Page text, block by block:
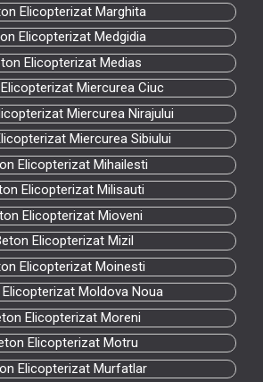
Elicopterizat Marghita
Elicopterizat Medgidia
Elicopterizat Medias
Miercurea Ciuc
Miercurea Nirajului
Miercurea Sibiului
Elicopterizat Mihailesti
Elicopterizat Milisauti
Elicopterizat Mioveni
Elicopterizat Mizil
Elicopterizat Moinesti
Moldova Noua
Elicopterizat Moreni
Elicopterizat Motru
Elicopterizat Murfatlar